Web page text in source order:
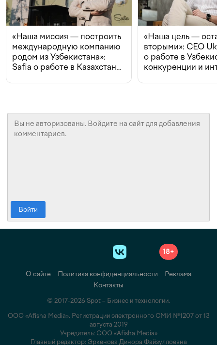
«Наша миссия — построить
международную компанию
родом из Узбекистана»:
Safia о работе в Казахстане,
«Наша цель —
вторыми»: CEO
о работе в
конкуренции и
Войти
18+
О сайте Политика конфиденциальности
Реклама
Контакты
© 2017-2026 Spot – Бизнес и технологии.
ООО «Afisha Media». Регистрации электронного СМИ №1207 от 13
августа 2019
Учредитель: ООО «Afisha Media»
Главный редактор: Эркенова Динора Файзуллоевна